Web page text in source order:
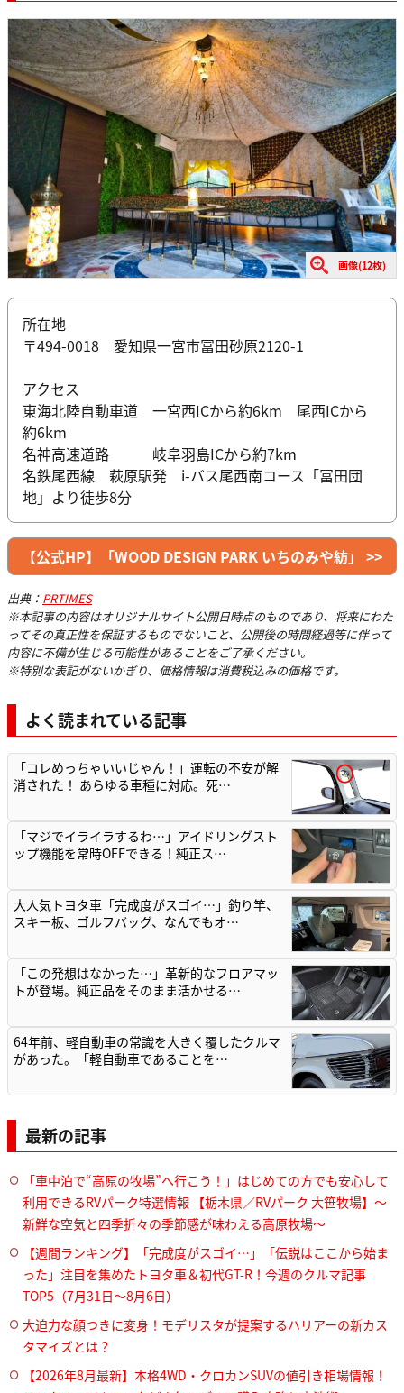
画像(12枚)
所在地
〒494-0018 愛知県一宮市冨田砂原2120-1
アクセス
東海北陸自動車道 一宮西ICから約6km 尾西ICから
約6km
名神高速道路 岐阜羽島ICから約7km
名鉄尾西線 萩原駅発 i-バス尾西南コース「冨田団
地」より徒歩8分
【公式HP】「WOOD DESIGN PARK いちのみや紡」 >>
出典： PRTIMES
※本記事の内容はオリジナルサイト公開日時点のものであり、将来にわた
ってその真正性を保証するものでないこと、公開後の時間経過等に伴って
内容に不備が生じる可能性があることをご了承ください。
※特別な表記がないかぎり、価格情報は消費税込みの価格です。
よく読まれている記事
「コレめっちゃいいじゃん！」運転の不安が解
消された！ あらゆる車種に対応。死…
「マジでイライラするわ…」アイドリングスト
ップ機能を常時OFFできる！純正ス…
大人気トヨタ車「完成度がスゴイ…」釣り竿、
スキー板、ゴルフバッグ、なんでもオ…
「この発想はなかった…」革新的なフロアマッ
トが登場。純正品をそのまま活かせる…
64年前、軽自動車の常識を大きく覆したクルマ
があった。「軽自動車であることを…
最新の記事
「車中泊で“高原の牧場”へ行こう！」はじめての方でも安心して
利用できるRVパーク特選情報 【栃木県／RVパーク 大笹牧場】～
新鮮な空気と四季折々の季節感が味わえる高原牧場～
【週間ランキング】「完成度がスゴイ…」「伝説はここから始ま
った」注目を集めたトヨタ車＆初代GT-R！今週のクルマ記事
TOP5（7月31日〜8月6日）
大迫力な顔つきに変身！モデリスタが提案するハリアーの新カス
タマイズとは？
【2026年8月最新】本格4WD・クロカンSUVの値引き相場情報！